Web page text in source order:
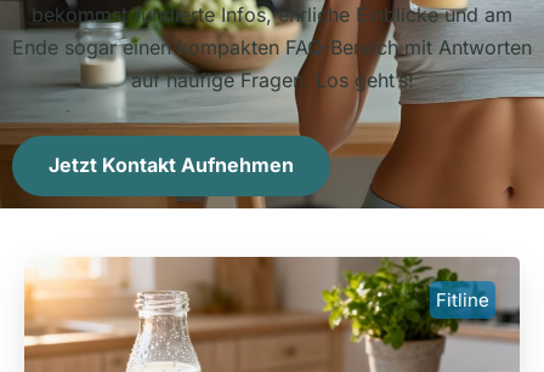
bekommst fundierte Infos, ehrliche Einblicke und am
Ende sogar einen kompakten FAQ-Bereich mit Antworten
auf häufige Fragen. Los geht’s!
Jetzt Kontakt Aufnehmen
Fitline